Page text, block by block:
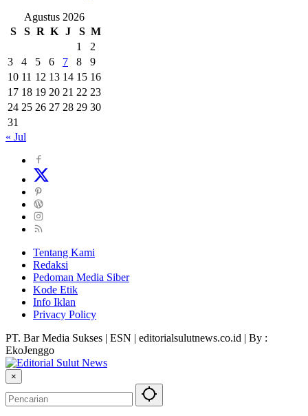
Agustus 2026
S
S R K J S M
1
2
3
4 5 6 7 8
9
10 11 12 13 14 15 16
17 18 19 20 21 22 23
24 25 26 27 28 29 30
31
« Jul
Tentang Kami
Redaksi
Pedoman Media Siber
Kode Etik
Info Iklan
Privacy Policy
PT. Bar Media Sukses | ESN | editorialsulutnews.co.id | By :
EkoJenggo
×